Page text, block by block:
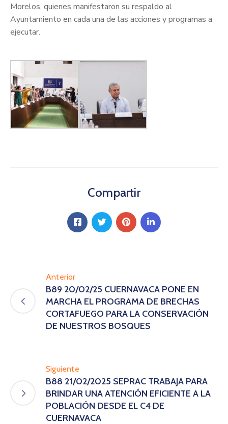
Morelos, quienes manifestaron su respaldo al
Ayuntamiento en cada una de las acciones y programas a
ejecutar.
Compartir
Anterior
B89 20/02/25 CUERNAVACA PONE EN
MARCHA EL PROGRAMA DE BRECHAS
CORTAFUEGO PARA LA CONSERVACIÓN
DE NUESTROS BOSQUES
Siguiente
B88 21/02/2025 SEPRAC TRABAJA PARA
BRINDAR UNA ATENCIÓN EFICIENTE A LA
POBLACIÓN DESDE EL C4 DE
CUERNAVACA